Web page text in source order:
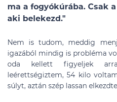
ma a fogyókúrába. Csak
aki belekezd."
Nem is tudom, meddig
igazából mindig is probléma
oda kellett figyeljek
leérettségiztem, 54 kilo
súlyt, aztán szép lassan